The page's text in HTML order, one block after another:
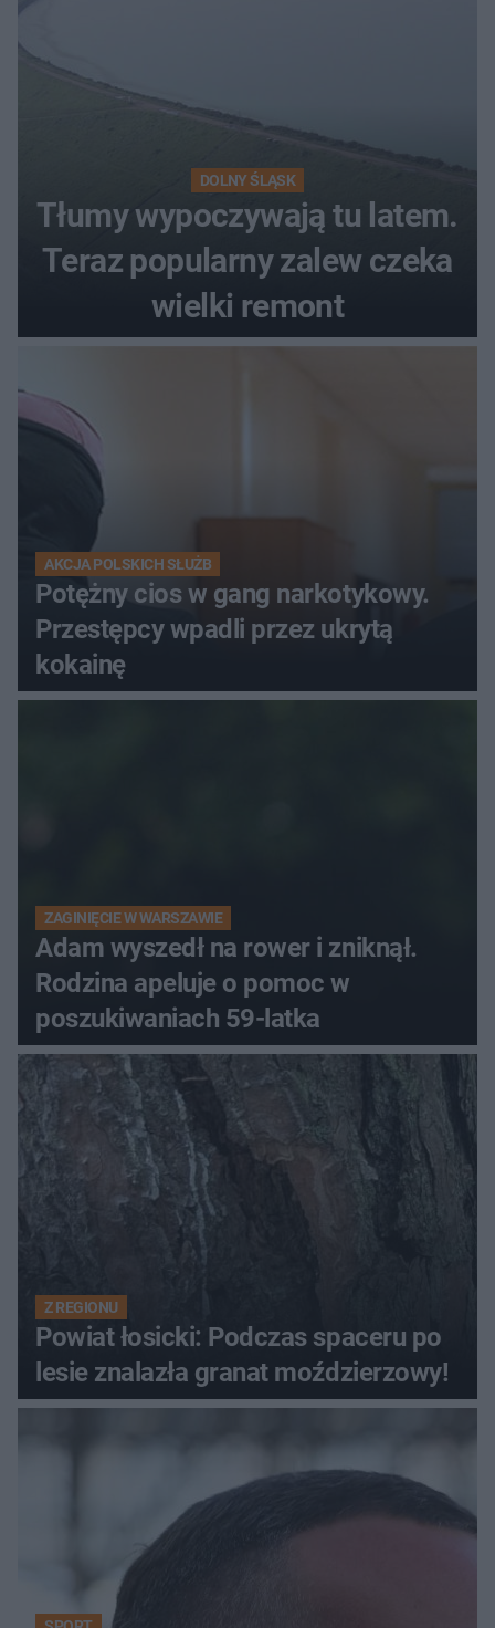
DOLNY ŚLĄSK
Tłumy wypoczywają tu latem.
Teraz popularny zalew czeka
wielki remont
AKCJA POLSKICH SŁUŻB
Potężny cios w gang narkotykowy.
Przestępcy wpadli przez ukrytą
kokainę
ZAGINIĘCIE W WARSZAWIE
Adam wyszedł na rower i zniknął.
Rodzina apeluje o pomoc w
poszukiwaniach 59-latka
Z REGIONU
Powiat łosicki: Podczas spaceru po
lesie znalazła granat moździerzowy!